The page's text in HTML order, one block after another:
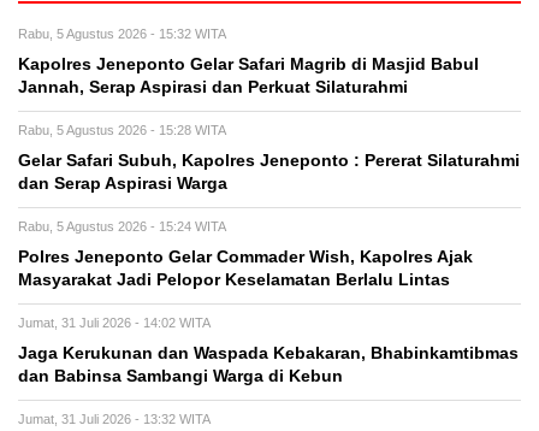
Rabu, 5 Agustus 2026 - 15:32 WITA
Kapolres Jeneponto Gelar Safari Magrib di Masjid Babul
Jannah, Serap Aspirasi dan Perkuat Silaturahmi
Rabu, 5 Agustus 2026 - 15:28 WITA
Gelar Safari Subuh, Kapolres Jeneponto : Pererat Silaturahmi
dan Serap Aspirasi Warga
Rabu, 5 Agustus 2026 - 15:24 WITA
Polres Jeneponto Gelar Commader Wish, Kapolres Ajak
Masyarakat Jadi Pelopor Keselamatan Berlalu Lintas
Jumat, 31 Juli 2026 - 14:02 WITA
Jaga Kerukunan dan Waspada Kebakaran, Bhabinkamtibmas
dan Babinsa Sambangi Warga di Kebun
Jumat, 31 Juli 2026 - 13:32 WITA